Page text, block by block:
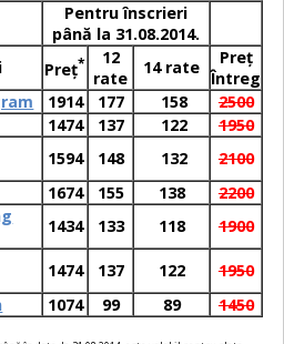
Pentru înscrieri
până la 31.08.2014.
Preţ*
12
rate
14 rate
Preţ
Întreg
1914 177 158
2500
1474 137 122
1950
1594 148 132
2100
1674 155 138
2200
1434 133 118
1900
1474 137 122
1950
1074 99 89 1450